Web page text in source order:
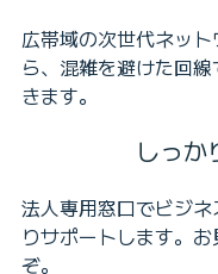
広帯域の次世代ネッ
ら、混雑を避けた回
きます。
しっか
法人専用窓口でビジ
りサポートします。
ぞ。